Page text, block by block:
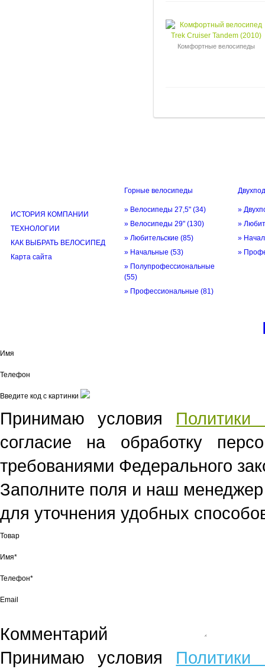
Комфортные велосипеды
ИСТОРИЯ КОМПАНИИ
ТЕХНОЛОГИИ
КАК ВЫБРАТЬ ВЕЛОСИПЕД
Карта сайта
Горные велосипеды
» Велосипеды 27,5" (34)
» Велосипеды 29" (130)
» Любительские (85)
» Начальные (53)
» Полупрофессиональные
(55)
» Профессиональные (81)
»
»
»
»
Имя
Телефон
Введите код с картинки
Принимаю условия Политики
согласие на обработку
требованиями Федерального
Заполните поля и наш
для уточнения удобных
Товар
Имя*
Телефон*
Email
Комментарий
Принимаю условия Политики